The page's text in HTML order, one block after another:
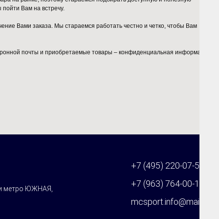
Вам на встречу.
Вами заказа. Мы стараемся работать честно и четко, чтобы Вам
почты и приобретаемые товары – конфиденциальная информация, о
метро ЮЖНАЯ,
+7 (495) 220-07-59
+7 (963) 764-00-11
mcsport.info@mail.ru